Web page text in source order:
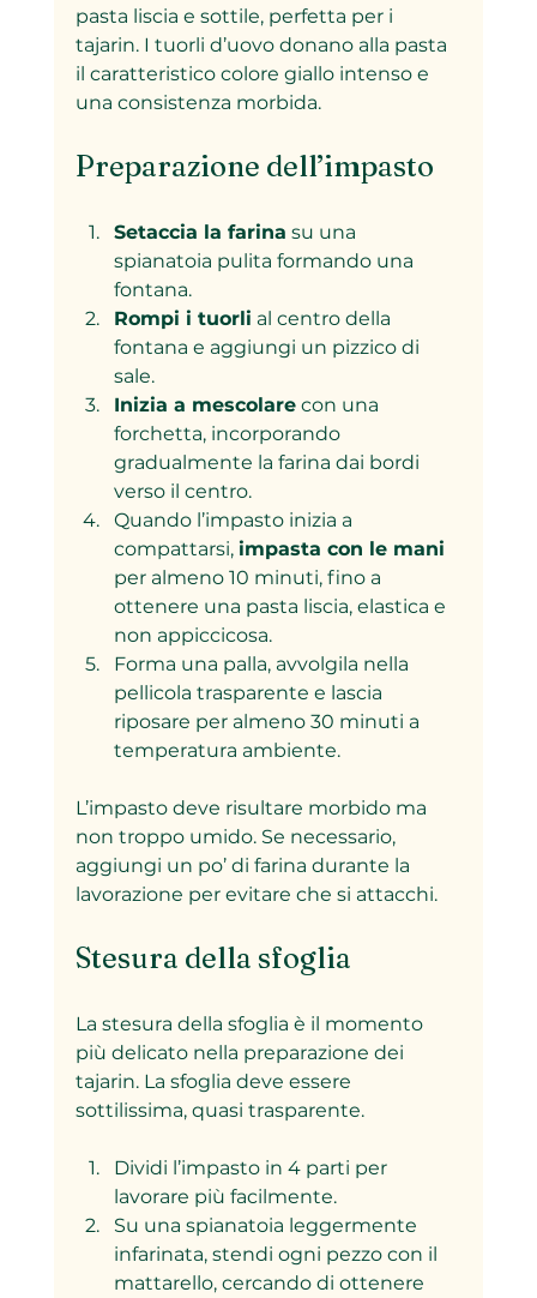
pasta liscia e sottile, perfetta per i
tajarin. I tuorli d’uovo donano alla pasta
il caratteristico colore giallo intenso e
una consistenza morbida.
Preparazione dell’impasto
Setaccia la farina su una
spianatoia pulita formando una
fontana.
Rompi i tuorli al centro della
fontana e aggiungi un pizzico di
sale.
Inizia a mescolare con una
forchetta, incorporando
gradualmente la farina dai bordi
verso il centro.
Quando l’impasto inizia a
compattarsi, impasta con le mani
per almeno 10 minuti, fino a
ottenere una pasta liscia, elastica e
non appiccicosa.
Forma una palla, avvolgila nella
pellicola trasparente e lascia
riposare per almeno 30 minuti a
temperatura ambiente.
L’impasto deve risultare morbido ma
non troppo umido. Se necessario,
aggiungi un po’ di farina durante la
lavorazione per evitare che si attacchi.
Stesura della sfoglia
La stesura della sfoglia è il momento
più delicato nella preparazione dei
tajarin. La sfoglia deve essere
sottilissima, quasi trasparente.
Dividi l’impasto in 4 parti per
lavorare più facilmente.
Su una spianatoia leggermente
infarinata, stendi ogni pezzo con il
mattarello, cercando di ottenere